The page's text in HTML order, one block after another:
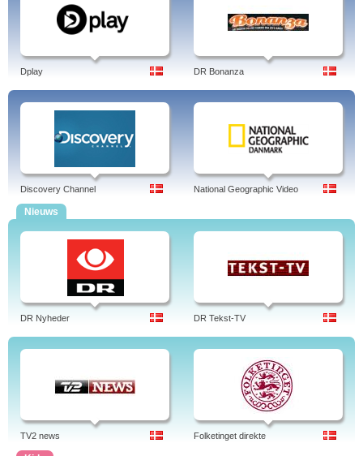
Dplay DR Bonanza
Discovery Channel National Geographic Video
Nieuws
DR Nyheder DR Tekst-TV
TV2 news Folketinget direkte